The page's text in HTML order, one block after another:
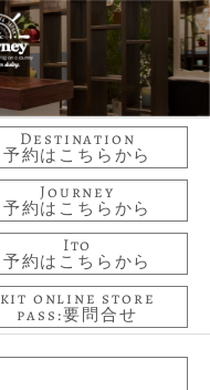
Destination
予約はこちらから
Journey
予約はこちらから
Ito
予約はこちらから
kit online store
pass:要問合せ